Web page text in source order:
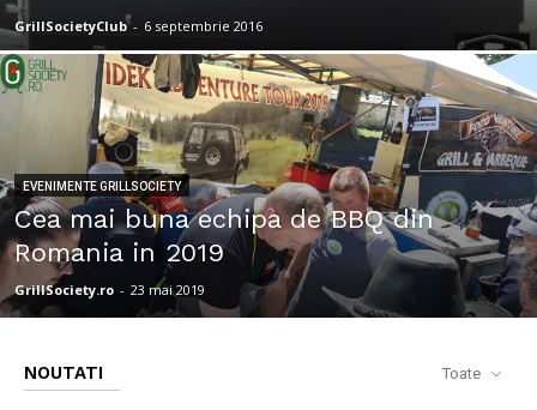
GrillSocietyClub - 6 septembrie 2016
EVENIMENTE GRILLSOCIETY
Cea mai buna echipa de BBQ din
Romania in 2019
GrillSociety.ro - 23 mai 2019
NOUTATI Toate